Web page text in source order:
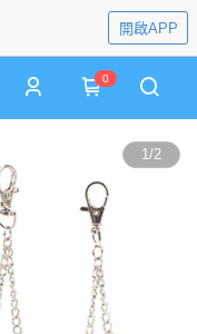
開啟APP
0
1/2